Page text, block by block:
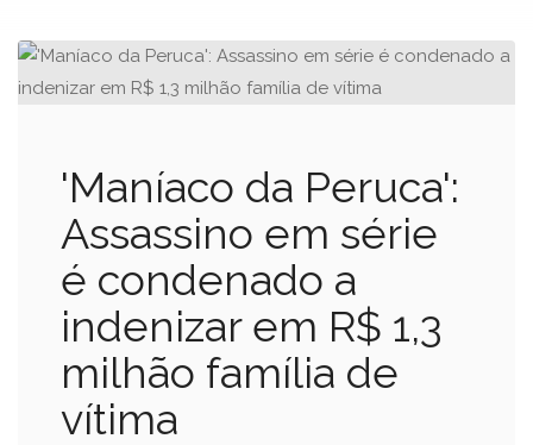
'Maníaco da Peruca':
Assassino em série
é condenado a
indenizar em R$ 1,3
milhão família de
vítima